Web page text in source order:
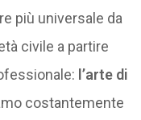
più universale da
civile a partire
l’arte di
costantemente